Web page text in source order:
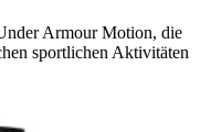
Armour Motion, die
sportlichen Aktivitäten